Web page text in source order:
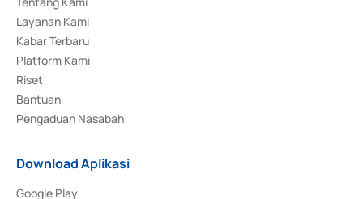
Layanan Kami
Kabar Terbaru
Platform Kami
Riset
Bantuan
Pengaduan Nasabah
Download Aplikasi
Google Play